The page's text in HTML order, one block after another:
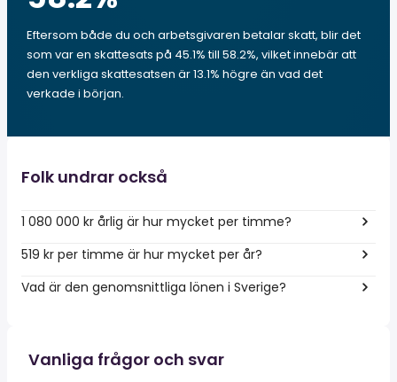
Eftersom både du och arbetsgivaren betalar skatt, blir det
som var en skattesats på 45.1% till 58.2%, vilket innebär att
den verkliga skattesatsen är 13.1% högre än vad det
verkade i början.
Folk undrar också
1 080 000 kr årlig är hur mycket per timme?
519 kr per timme är hur mycket per år?
Vad är den genomsnittliga lönen i Sverige?
Vanliga frågor och svar